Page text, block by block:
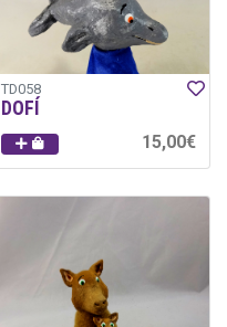
TD058
DOFÍ
15,00€